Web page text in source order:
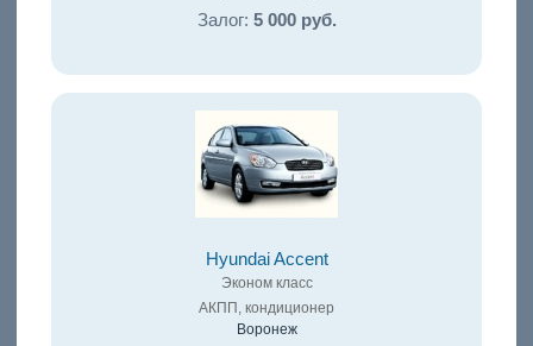
Залог: 5 000 руб.
Hyundai Accent
Эконом класс
АКПП, кондиционер
Воронеж